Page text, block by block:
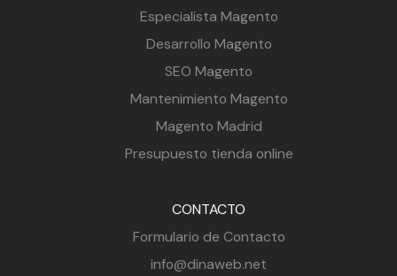
Especialista Magento
Desarrollo Magento
SEO Magento
Mantenimiento Magento
Magento Madrid
Presupuesto tienda online
CONTACTO
Formulario de Contacto
info@dinaweb.net